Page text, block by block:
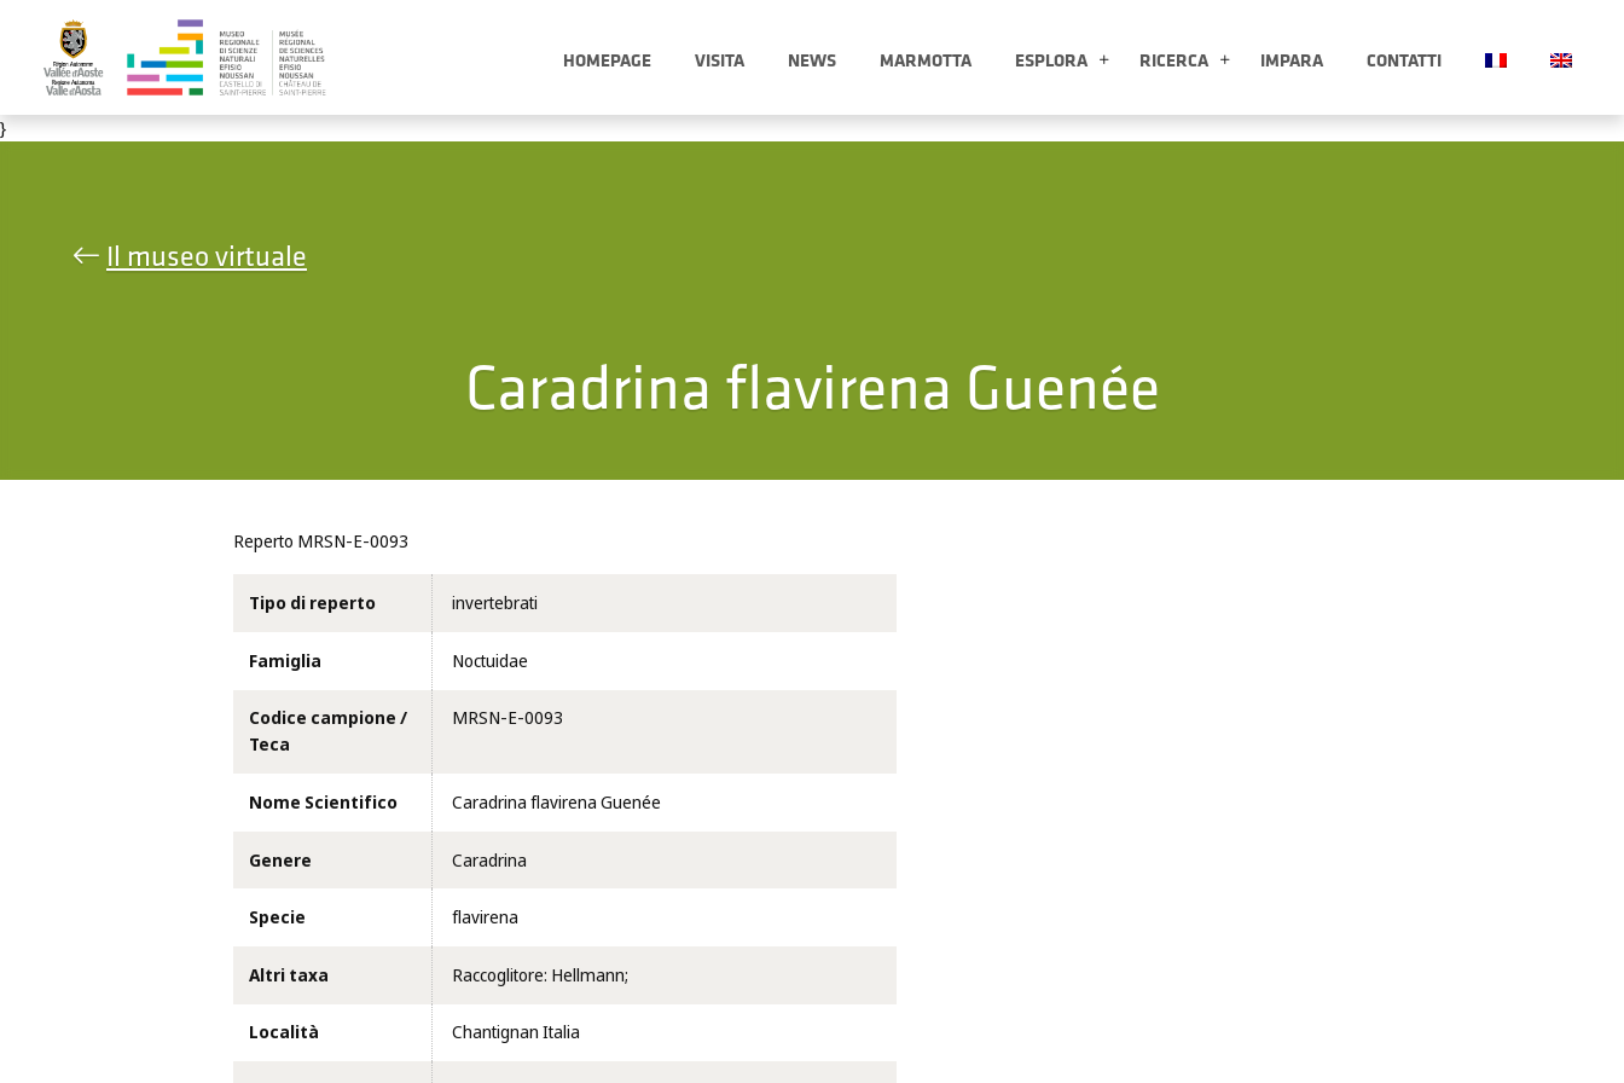
HOMEPAGE VISITA NEWS MARMOTTA ESPLORA RICERCA IMPARA CONTATTI
}
Il museo virtuale
Caradrina flavirena Guenée
Reperto MRSN-E-0093
Tipo di reperto invertebrati
Famiglia Noctuidae
Codice campione /
Teca
MRSN-E-0093
Nome Scientifico Caradrina flavirena Guenée
Genere Caradrina
Specie flavirena
Altri taxa Raccoglitore: Hellmann;
Località Chantignan Italia